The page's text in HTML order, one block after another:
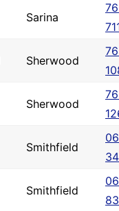
Sarina
Sherwood
Sherwood
Smithfield
Smithfield